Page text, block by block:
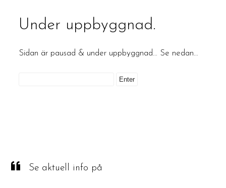
Under uppbyggnad.
Sidan är pausad & under uppbyggnad… Se nedan…
Se aktuell info på